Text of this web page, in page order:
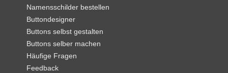
Namensschilder bestellen
Buttondesigner
Buttons selbst gestalten
Buttons selber machen
Häufige Fragen
Feedback